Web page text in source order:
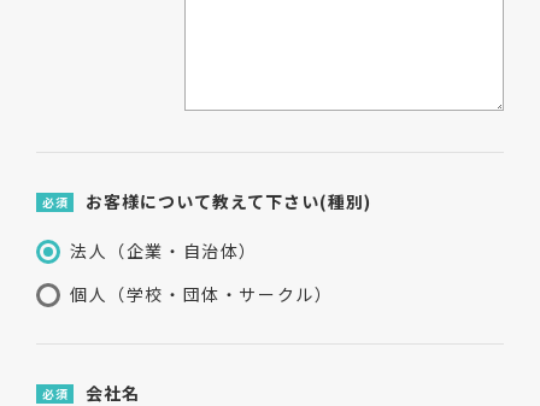
必須 お客様について教えて下さい(種別)
法人（企業・自治体）
個人（学校・団体・サークル）
必須 会社名